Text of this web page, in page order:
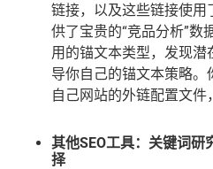
链接，以及这些链接使用
供了宝贵的“竞品分析”数
用的锚文本类型，发现
导你自己的锚文本策略
自己网站的外链配置文件
其他SEO工具：关键词
择